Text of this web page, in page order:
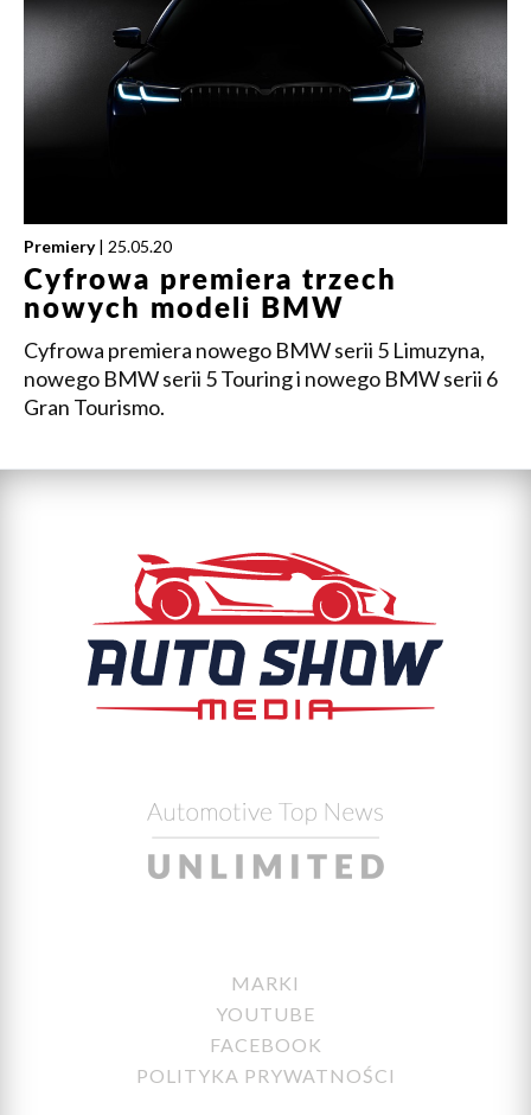
Premiery | 25.05.20
Cyfrowa premiera trzech
nowych modeli BMW
Cyfrowa premiera nowego BMW serii 5 Limuzyna,
nowego BMW serii 5 Touring i nowego BMW serii 6
Gran Tourismo.
MARKI
YOUTUBE
FACEBOOK
POLITYKA PRYWATNOŚCI